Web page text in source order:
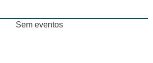
Sem eventos